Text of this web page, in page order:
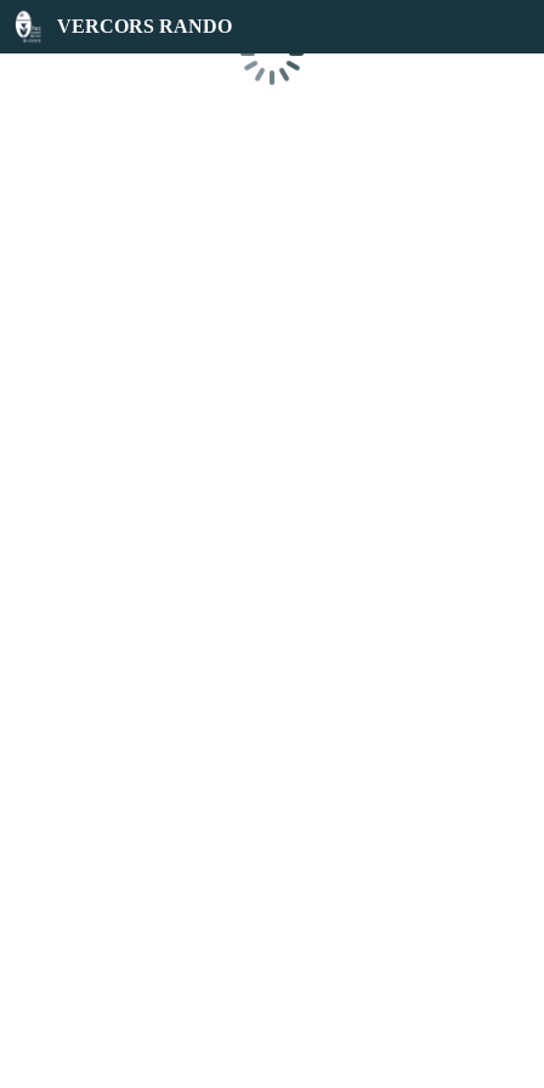
VERCORS RANDO
Chargement